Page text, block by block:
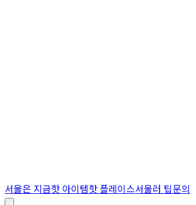
서울은 지금핫 아이템핫 플레이스서울러 팁문의